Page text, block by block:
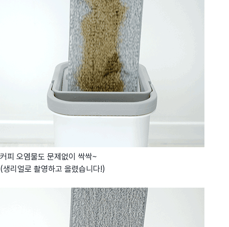
커피 오염물도 문제없이 싹싹~
(생리얼로 촬영하고 올렸습니다!)